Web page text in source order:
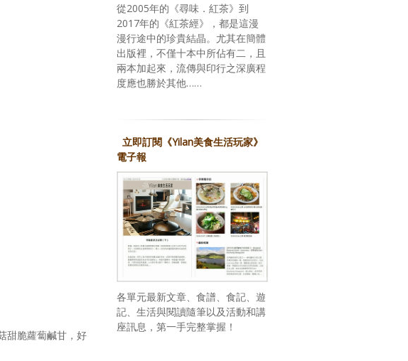
甜脆蘿蔔鹹甘，好
從2005年的《尋味．紅茶》到
2017年的《紅茶經》，都是這漫
漫行途中的珍貴結晶。尤其在簡體
出版裡，不僅十本中所佔有二，且
兩本加起來，流傳與印行之深廣程
度應也勝於其他……
立即訂閱《Yilan美食生活玩家》
電子報
各單元最新文章、食譜、食記、遊
記、生活與閱讀隨筆以及活動和講
座訊息，第一手完整掌握！